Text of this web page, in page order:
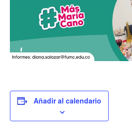
Añadir al calendario